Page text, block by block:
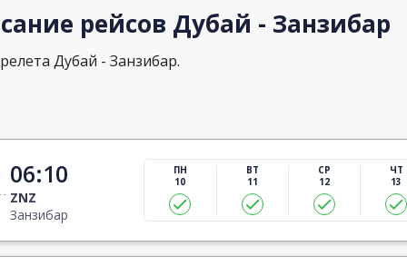
рейсов Дубай - Занзибар
Дубай - Занзибар.
06:10
ZNZ
Занзибар
ПН
10
ВТ
11
СР
12
ЧТ
13